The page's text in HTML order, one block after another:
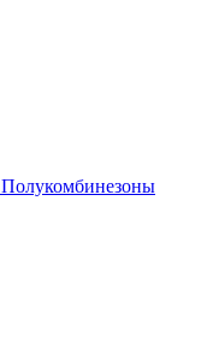
Полукомбинезоны